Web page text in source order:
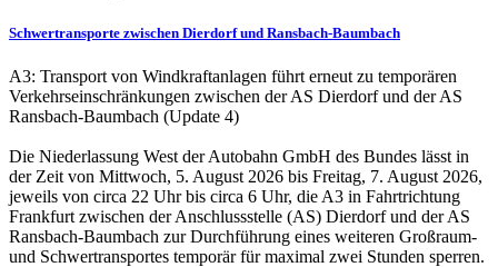
Schwertransporte zwischen Dierdorf und Ransbach-Baumbach
A3: Transport von Windkraftanlagen führt erneut zu temporären
Verkehrseinschränkungen zwischen der AS Dierdorf und der AS
Ransbach-Baumbach (Update 4)
Die Niederlassung West der Autobahn GmbH des Bundes lässt in
der Zeit von Mittwoch, 5. August 2026 bis Freitag, 7. August 2026,
jeweils von circa 22 Uhr bis circa 6 Uhr, die A3 in Fahrtrichtung
Frankfurt zwischen der Anschlussstelle (AS) Dierdorf und der AS
Ransbach-Baumbach zur Durchführung eines weiteren Großraum-
und Schwertransportes temporär für maximal zwei Stunden sperren.